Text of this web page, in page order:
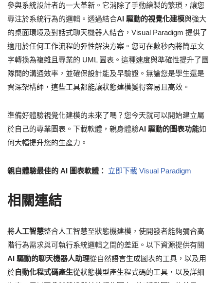
參與系統設計者的一大革新。它消除了手動繪製的繁瑣，讓您
專注於系統行為的邏輯。透過結合AI 驅動的視覺化建模與強大
的桌面環境及對話式聊天機器人結合，Visual Paradigm 提供了
適用於任何工作流程的彈性解決方案。您可在數秒內將簡單文
字轉換為複雜且專業的 UML 圖表。這種速度與準確性提升了團
隊間的溝通效率，並確保設計能及早驗證。無論您是學生還是
資深架構師，這些工具都能讓狀態建模變得容易且高效。
準備好體驗視覺化建模的未來了嗎？您今天就可以開始建立屬
於自己的專業圖表。下載軟體，親身體驗AI 驅動的圖表功能如
何大幅提升您的生產力。
親自體驗最佳的 AI 圖表軟體： 立即下載 Visual Paradigm
相關連結
將人工智慧整合人工智慧至狀態機建模，使開發者能夠彌合高
階行為需求與可執行系統邏輯之間的差距。以下資源提供有關
AI 驅動的聊天機器人助理從自然語言生成圖表的工具，以及用
於自動化程式碼產生從狀態模型產生程式碼的工具，以及詳細